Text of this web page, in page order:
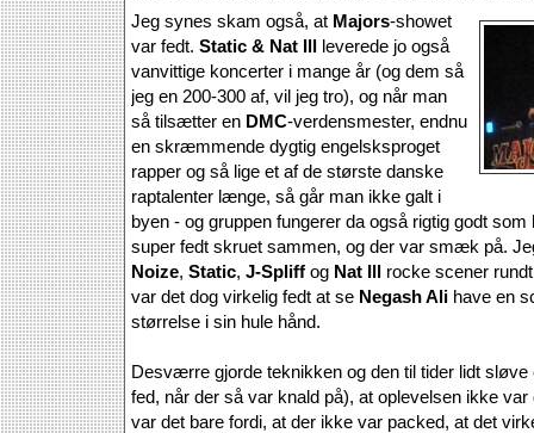
Jeg synes skam også, at Majors-showet
var fedt. Static & Nat Ill leverede jo også
vanvittige koncerter i mange år (og dem så
jeg en 200-300 af, vil jeg tro), og når man
så tilsætter en DMC-verdensmester, endnu
en skræmmende dygtig engelsksproget
rapper og så lige et af de største danske
raptalenter længe, så går man ikke galt i
byen - og gruppen fungerer da også rigtig godt
super fedt skruet sammen, og der var smæk på.
Noize, Static, J-Spliff og Nat Ill rocke scener
var det dog virkelig fedt at se Negash Ali have en
størrelse i sin hule hånd.
Desværre gjorde teknikken og den til tider lidt sløve
fed, når der så var knald på), at oplevelsen ikke
var det bare fordi, at der ikke var packed, at det